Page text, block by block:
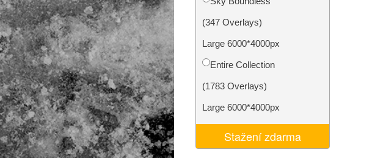
Data pro výcvik AI Video Editing Services
(347 Overlays)
Large 6000*4000px
Entire Collection
(1783 Overlays)
Large 6000*4000px
Stažení zdarma